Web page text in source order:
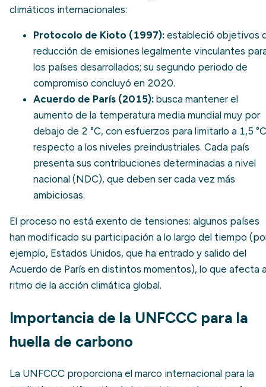
climáticos internacionales:
Protocolo de Kioto (1997): estableció objetivos
reducción de emisiones legalmente vinculantes
los países desarrollados; su segundo periodo de
compromiso concluyó en 2020.
Acuerdo de París (2015): busca mantener el
aumento de la temperatura media mundial muy por
debajo de 2 °C, con esfuerzos para limitarlo a 1,5 °C
respecto a los niveles preindustriales. Cada país
presenta sus contribuciones determinadas a nivel
nacional (NDC), que deben ser cada vez más
ambiciosas.
El proceso no está exento de tensiones: algunos países
han modificado su participación a lo largo del tiempo
ejemplo, Estados Unidos, que ha entrado y salido del
Acuerdo de París en distintos momentos), lo que afecta
ritmo de la acción climática global.
Importancia de la UNFCCC para la
huella de carbono
La UNFCCC proporciona el marco internacional para la